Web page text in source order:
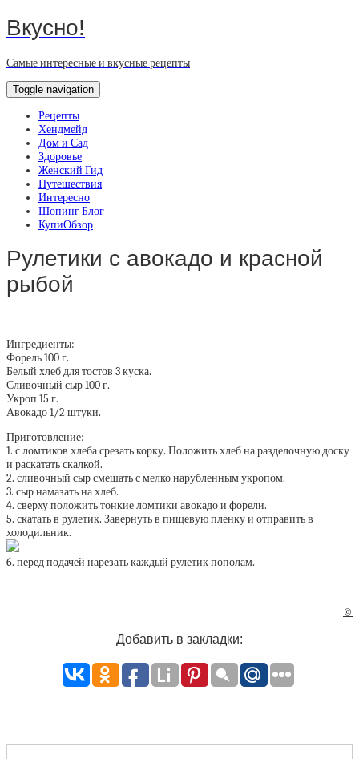
Вкусно!
Самые интересные и вкусные рецепты
Toggle navigation
Рецепты
Хендмейд
Дом и Сад
Здоровье
Женский Гид
Путешествия
Интересно
Шопинг Блог
КупиОбзор
Рулетики с авокадо и красной
рыбой
Ингредиенты:
Форель 100 г.
Белый хлеб для тостов 3 куска.
Сливочный сыр 100 г.
Укроп 15 г.
Авокадо 1/2 штуки.
Приготовление:
1. с ломтиков хлеба срезать корку. Положить хлеб на разделочную доску
и раскатать скалкой.
2. сливочный сыр смешать с мелко нарубленным укропом.
3. сыр намазать на хлеб.
4. сверху положить тонкие ломтики авокадо и форели.
5. скатать в рулетик. Завернуть в пищевую пленку и отправить в
холодильник.
6. перед подачей нарезать каждый рулетик пополам.
©
Добавить в закладки: